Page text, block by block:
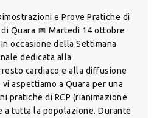
e Prove Pratiche di
di Quara 📅 Martedì 14 ottobre
occasione della Settimana
dedicata alla
cardiaco e alla diffusione
aspettiamo a Quara per una
pratiche di RCP (rianimazione
a tutta la popolazione. Durante